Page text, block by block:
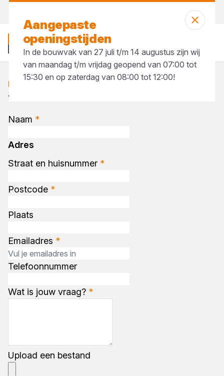
Neem contact op
Stel je vraag aan onze specialisten
Naam *
Adres
Straat en huisnummer *
Postcode *
Plaats
Emailadres *
Telefoonnummer
Wat is jouw vraag? *
Upload een bestand
Aangepaste
openingstijden
In de bouwvak van 27 juli t/m 14 augustus zijn wij
van maandag t/m vrijdag geopend van 07:00 tot
15:30 en op zaterdag van 08:00 tot 12:00!